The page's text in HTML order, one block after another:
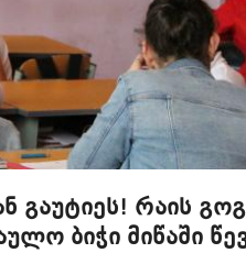
გაუტიეს! რაის
ბიჭი მიწაში